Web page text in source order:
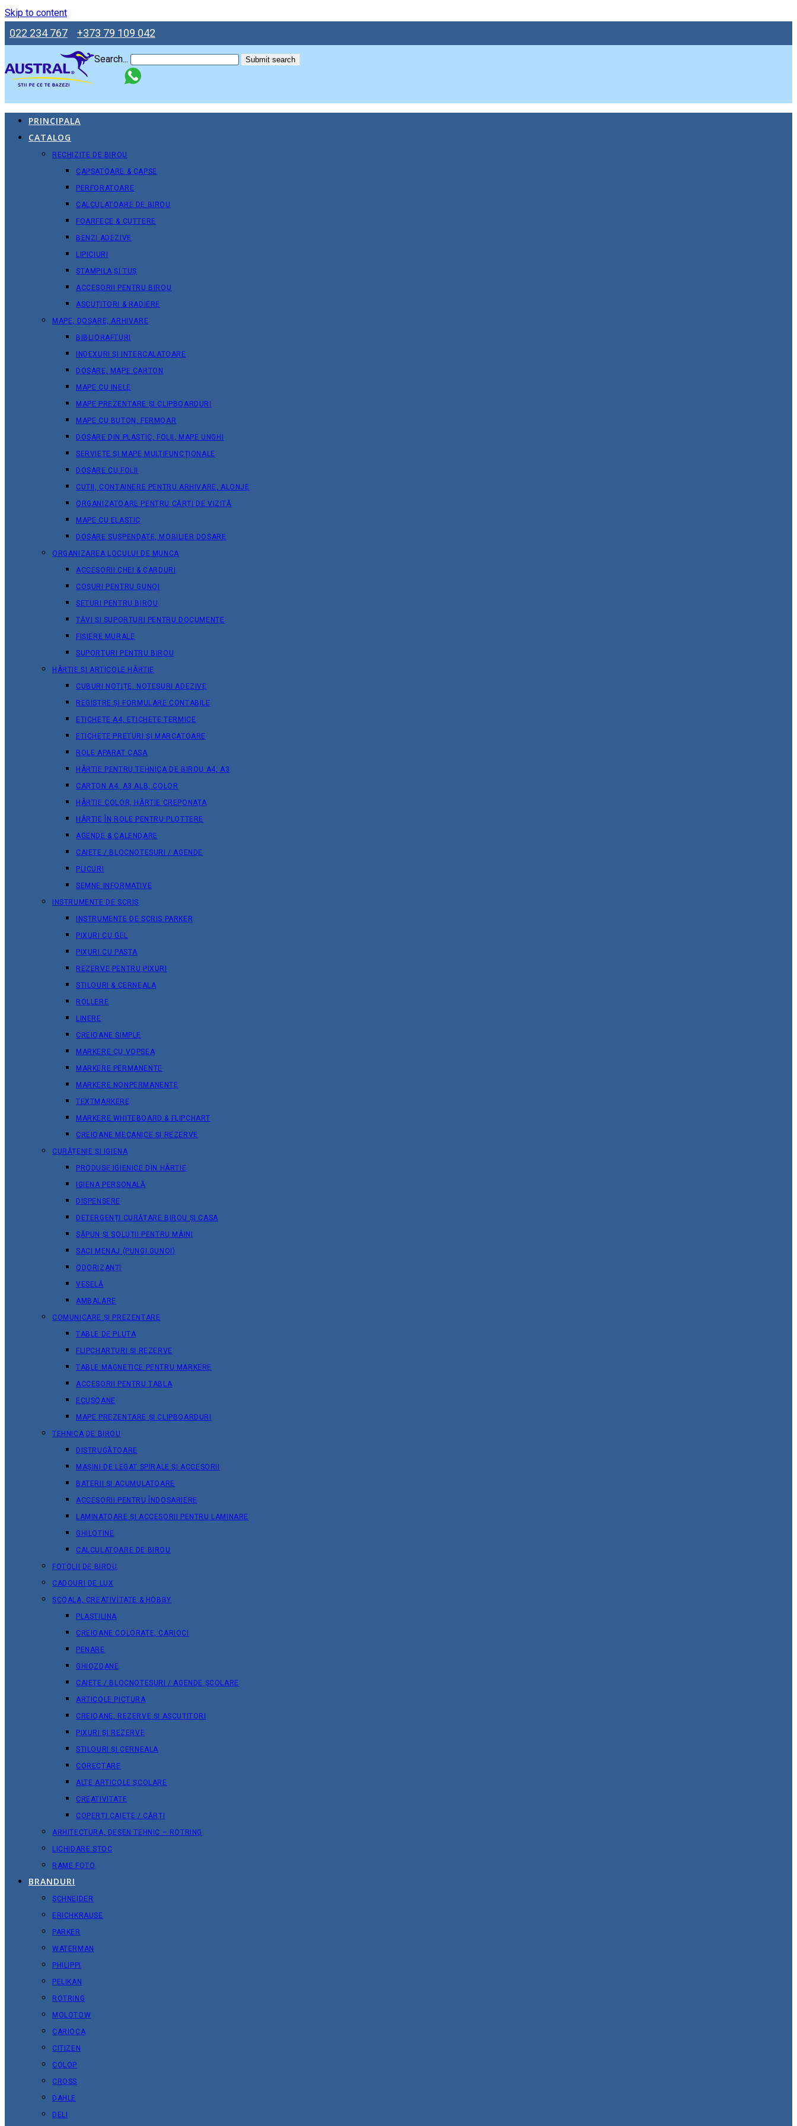
Skip to content
022 234 767 +373 79 109 042
Search... Submit search
PRINCIPALA
CATALOG
RECHIZITE DE BIROU
CAPSATOARE & CAPSE
PERFORATOARE
CALCULATOARE DE BIROU
FOARFECE & CUTTERE
BENZI ADEZIVE
LIPICIURI
STAMPILA ȘI TUȘ
ACCESORII PENTRU BIROU
ASCUȚITORI & RADIERE
MAPE, DOSARE, ARHIVARE
BIBLIORAFTURI
INDEXURI ȘI INTERCALATOARE
DOSARE, MAPE CARTON
MAPE CU INELE
MAPE PREZENTARE ȘI CLIPBOARDURI
MAPE CU BUTON, FERMOAR
DOSARE DIN PLASTIC, FOLII, MAPE UNGHI
SERVIETE ȘI MAPE MULTIFUNCȚIONALE
DOSARE CU FOLII
CUTII, CONTAINERE PENTRU ARHIVARE, ALONJE
ORGANIZATOARE PENTRU CĂRȚI DE VIZITĂ
MAPE CU ELASTIC
DOSARE SUSPENDATE, MOBILIER DOSARE
ORGANIZAREA LOCULUI DE MUNCA
ACCESORII CHEI & СARDURI
COȘURI PENTRU GUNOI
SETURI PENTRU BIROU
TĂVI ȘI SUPORTURI PENTRU DOCUMENTE
FIȘIERE MURALE
SUPORTURI PENTRU BIROU
HÂRTIE ȘI ARTICOLE HÂRTIE
CUBURI NOTIȚE, NOTESURI ADEZIVE
REGISTRE ȘI FORMULARE CONTABILE
ETICHETE A4, ETICHETE TERMICE
ETICHETE PRETURI ȘI MARCATOARE
ROLE APARAT CASA
HÂRTIE PENTRU TEHNICA DE BIROU A4, A3
CARTON A4, A3 ALB, COLOR
HÂRTIE COLOR, HÂRTIE CREPONATA
HÂRTIE ÎN ROLE PENTRU PLOTTERE
AGENDE & CALENDARE
CAIETE / BLOCNOTESURI / AGENDE
PLICURI
SEMNE INFORMATIVE
INSTRUMENTE DE SCRIS
INSTRUMENTE DE SCRIS PARKER
PIXURI CU GEL
PIXURI CU PASTA
REZERVE PENTRU PIXURI
STILOURI & СERNEALA
ROLLERE
LINERE
CREIOANE SIMPLE
MARKERE CU VOPSEA
MARKERE PERMANENTE
MARKERE NONPERMANENTE
TEXTMARKERE
MARKERE WHITEBOARD & FLIPCHART
CREIOANE MECANICE ȘI REZERVE
CURĂȚENIE ȘI IGIENA
PRODUSE IGIENICE DIN HÂRTIE
IGIENA PERSONALĂ
DISPENSERE
DETERGENȚI CURĂȚARE BIROU ȘI CASA
SĂPUN ȘI SOLUȚII PENTRU MÂINI
SACI MENAJ (PUNGI GUNOI)
ODORIZANȚI
VESELĂ
AMBALARE
COMUNICARE ȘI PREZENTARE
TABLE DE PLUTA
FLIPCHARTURI ȘI REZERVE
TABLE MAGNETICE PENTRU MARKERE
ACCESORII PENTRU TABLA
ECUSOANE
MAPE PREZENTARE ȘI CLIPBOARDURI
TEHNICA DE BIROU
DISTRUGĂTOARE
MAȘINI DE LEGAT SPIRALE ȘI ACCESORII
BATERII ȘI ACUMULATOARE
ACCESORII PENTRU ÎNDOSARIERE
LAMINATOARE ȘI ACCESORII PENTRU LAMINARE
GHILOTINE
CALCULATOARE DE BIROU
FOTOLII DE BIROU
CADOURI DE LUX
ȘCOALA, CREATIVITATE & HOBBY
PLASTILINA
CREIOANE COLORATE, CARIOCI
PENARE
GHIOZDANE
CAIETE / BLOCNOTESURI / AGENDE ȘCOLARE
ARTICOLE PICTURA
CREIOANE, REZERVE ȘI ASCUȚITORI
PIXURI ȘI REZERVE
STILOURI ȘI CERNEALA
CORECTARE
ALTE ARTICOLE ȘCOLARE
CREATIVITATE
COPERȚI CAIETE / CĂRȚI
ARHITECTURA, DESEN TEHNIC – ROTRING
LICHIDARE STOC
RAME FOTO
BRANDURI
SCHNEIDER
ERICHKRAUSE
PARKER
WATERMAN
PHILIPPI
PELIKAN
ROTRING
MOLOTOW
CARIOCA
CITIZEN
COLOP
CROSS
DAHLE
DELI